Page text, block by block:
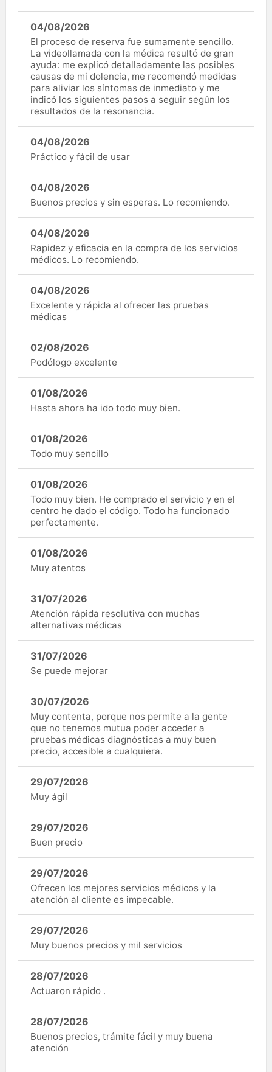
04/08/2026
El proceso de reserva fue sumamente sencillo.
La videollamada con la médica resultó de gran
ayuda: me explicó detalladamente las posibles
causas de mi dolencia, me recomendó medidas
para aliviar los síntomas de inmediato y me
indicó los siguientes pasos a seguir según los
resultados de la resonancia.
04/08/2026
Práctico y fácil de usar
04/08/2026
Buenos precios y sin esperas. Lo recomiendo.
04/08/2026
Rapidez y eficacia en la compra de los servicios
médicos. Lo recomiendo.
04/08/2026
Excelente y rápida al ofrecer las pruebas
médicas
02/08/2026
Podólogo excelente
01/08/2026
Hasta ahora ha ido todo muy bien.
01/08/2026
Todo muy sencillo
01/08/2026
Todo muy bien. He comprado el servicio y en el
centro he dado el código. Todo ha funcionado
perfectamente.
01/08/2026
Muy atentos
31/07/2026
Atención rápida resolutiva con muchas
alternativas médicas
31/07/2026
Se puede mejorar
30/07/2026
Muy contenta, porque nos permite a la gente
que no tenemos mutua poder acceder a
pruebas médicas diagnósticas a muy buen
precio, accesible a cualquiera.
29/07/2026
Muy ágil
29/07/2026
Buen precio
29/07/2026
Ofrecen los mejores servicios médicos y la
atención al cliente es impecable.
29/07/2026
Muy buenos precios y mil servicios
28/07/2026
Actuaron rápido .
28/07/2026
Buenos precios, trámite fácil y muy buena
atención